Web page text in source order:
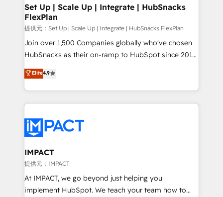
marketing, advertising, campaigns, content and
design We connect people, data and technology to
improve customer experiences. With our bright
people, exciting ideas and can-do mentality, we
ensure revenue growth on a daily basis. So tell us
team of 100+ experts is ready for you! Driving digital
growth | www.brightdigital.com
Set Up | Scale Up | Integrate | HubSnacks
FlexPlan
提供元：Set Up | Scale Up | Integrate | HubSnacks FlexPlan
Join over 1,500 Companies globally who've chosen
HubSnacks as their on-ramp to HubSpot since 2014
Simple pay-as-you-go plans that accelerate value...
1️⃣ Set Up | Onboarding New or Check-fixing existing
HubSpot portals 2️⃣ Scale Up | 100% HubSpot Task
Execution... Global 24/7 ... All Experts 3️⃣ Integrate |
Slash months from your API Integration project... ⬅️
Click "Contact Business" ⬅️ to access 150+ Kickstart
Integration templates that put HubSpot in the center
of your tech stack, syncing... 🛍️ Shopify or
WooCommerce 💲 Stripe or Paypal 💰 Sage or
Netsuite 🤖 Google or Microsoft ✍️ DocuSign or
Elite4.9
IMPACT
提供元：IMPACT
At IMPACT, we go beyond just helping you
implement HubSpot. We teach your team how to